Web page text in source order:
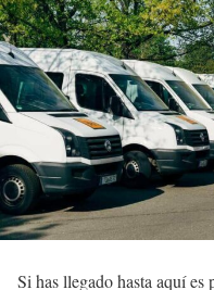
Si has llegado hasta aquí es